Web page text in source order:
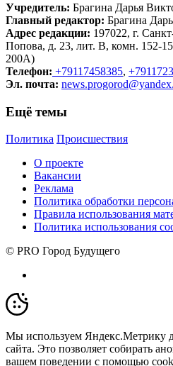
Учредитель: Брагина Дарья
Главный редактор: Брагина
Адрес редакции: 197022, г.
Попова, д. 23, лит. В, комн. 152-
200А)
Телефон: +79117458385,
Эл. почта:
Ещё темы
Политика Происшествия
О проекте
Вакансии
Реклама
Политика обработки
Правила использования
Политика использования
© PRO Город Будущего
Мы используем Яндекс.Метрику
сайта. Это позволяет собирать
вашем поведении с помощью